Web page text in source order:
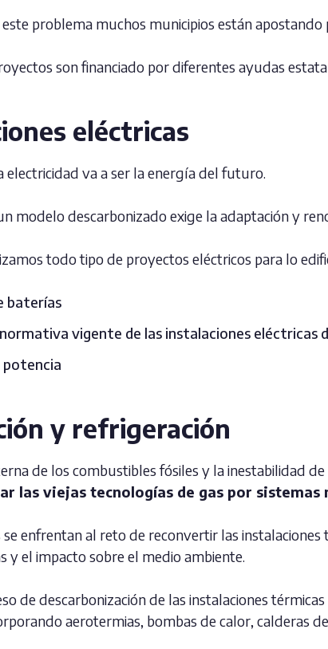
problema muchos municipios están
son financiado por diferentes ayudas
eléctricas
electricidad va a ser la energía del futuro.
modelo descarbonizado exige la adaptación y
todo tipo de proyectos eléctricos para lo
baterías
vigente de las instalaciones eléctricas
potencia
y refrigeración
de los combustibles fósiles y la inestabilidad
las viejas tecnologías de gas por
enfrentan al reto de reconvertir las
y el impacto sobre el medio ambiente.
de descarbonización de las instalaciones
aerotermias, bombas de calor, calderas